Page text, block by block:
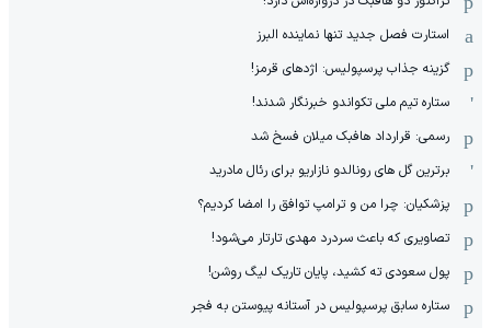
استارت فصل جدید تنها نماینده البرز
گزینه جذاب پرسپولیس: اژدهای قرمز!
ستاره تیم ملی تکواندو خبرنگار شدند!
رسمی: قرارداد هافبک میلان فسخ شد
برترین گل های رونالدو نازاریو برای رئال مادرید
پزشکیان: چرا من و ترامپ توافق را امضا کردیم؟
تصاویری که باعث سردرد مهدی تارتار می‌شود!
پول سعودی ته کشید، پایان تاریک لیگ روشن!
ستاره سابق پرسپولیس در آستانه پیوستن به فجر